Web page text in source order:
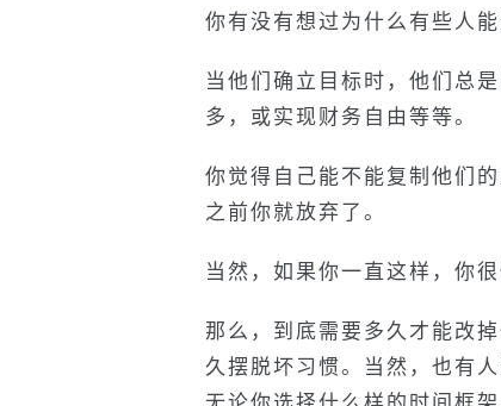
你有没有想过为什么有些人
当他们确立目标时，他们总
多，或实现财务自由等等。
你觉得自己能不能复制他们
之前你就放弃了。
当然，如果你一直这样，你
那么，到底需要多久才能改
久摆脱坏习惯。当然，也有